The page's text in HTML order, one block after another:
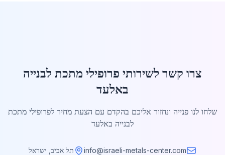
צרו קשר לשירותי פרופילי מתכת לבנייה
באלעד
שלחו לנו פנייה ונחזור אליכם בהקדם עם הצעת מחיר לפרופילי מתכת
לבנייה באלעד
info@israeli-metals-center.com תל אביב, ישראל